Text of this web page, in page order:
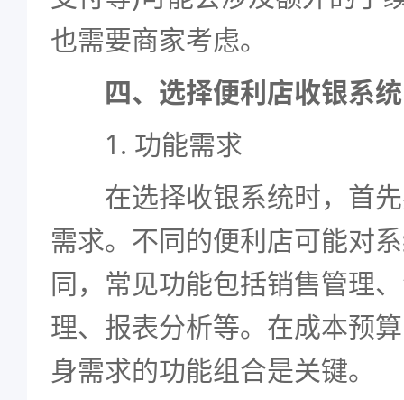
也需要商家考虑。
四、选择便利店收银系
1. 功能需求
在选择收银系统时，首先
需求。不同的便利店可能对
同，常见功能包括销售管理
理、报表分析等。在成本预
身需求的功能组合是关键。